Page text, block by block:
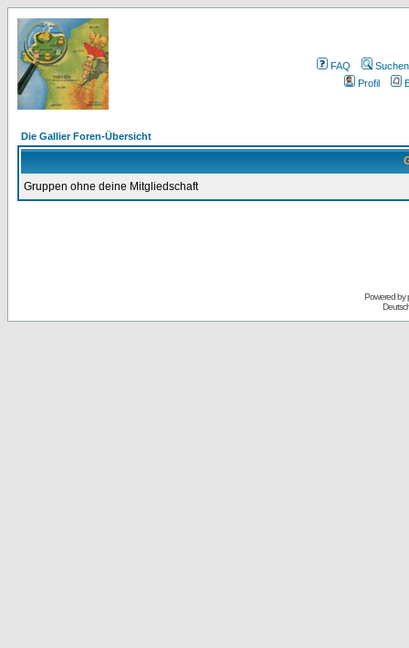
FAQ
Suchen
Profil
Die Gallier Foren-Übersicht
Gruppen ohne deine Mitgliedschaft
Powered by